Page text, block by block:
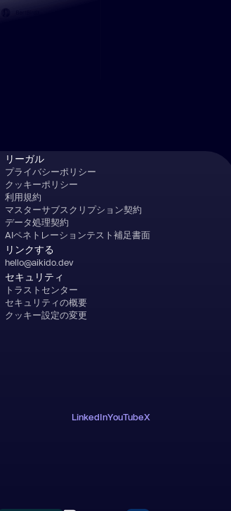
リーガル
プライバシーポリシー
クッキーポリシー
利用規約
マスターサブスクリプション契約
データ処理契約
AIペネトレーションテスト補足書面
リンクする
hello@aikido.dev
セキュリティ
トラストセンター
セキュリティの概要
クッキー設定の変更
LinkedInYouTubeX